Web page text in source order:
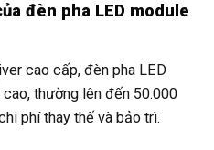
đèn pha LED module
cao cấp, đèn pha LED
thường lên đến 50.000
phí thay thế và bảo trì.